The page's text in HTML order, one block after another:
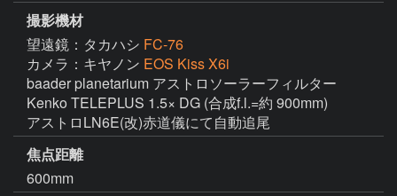
撮影機材
望遠鏡：タカハシ FC-76
カメラ：キヤノン EOS Kiss X6i
baader planetarium アストロソーラーフィルター
Kenko TELEPLUS 1.5× DG (合成f.l.=約 900mm)
アストロLN6E(改)赤道儀にて自動追尾
焦点距離
600mm